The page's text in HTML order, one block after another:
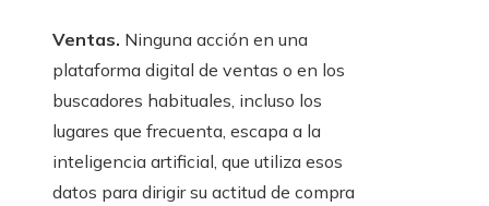
Ventas. Ninguna acción en una
plataforma digital de ventas o en los
buscadores habituales, incluso los
lugares que frecuenta, escapa a la
inteligencia artificial, que utiliza esos
datos para dirigir su actitud de compra